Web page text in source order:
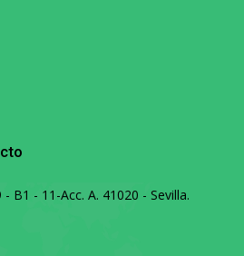
B1 - 11-Acc. A. 41020 - Sevilla.